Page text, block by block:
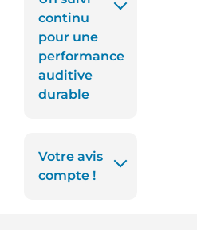
continu
pour une
performance
auditive
durable
Votre avis
compte !